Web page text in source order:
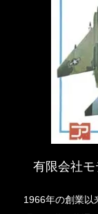
有限会社
1966年の創業以